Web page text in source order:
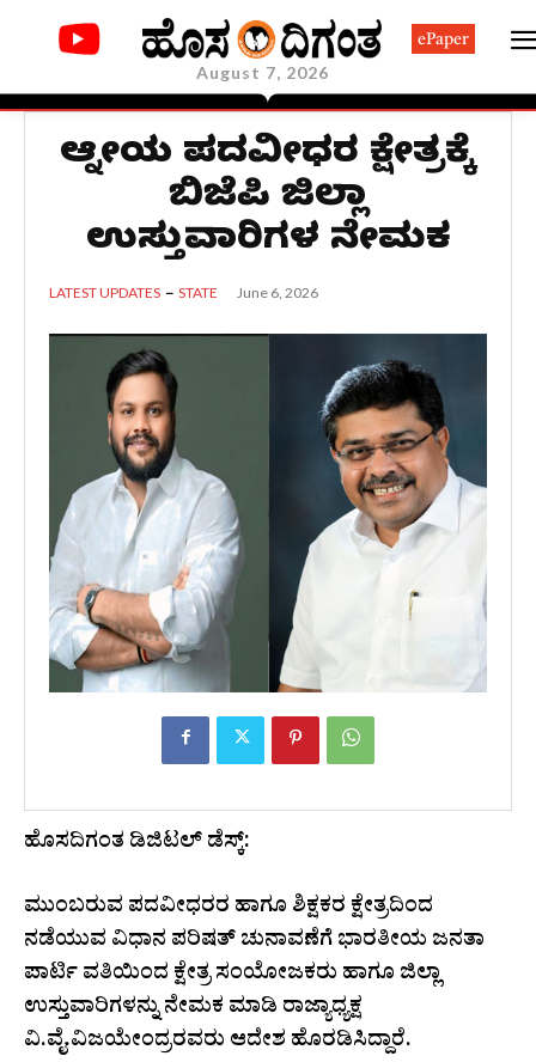
August 7, 2026
ePaper
ಆಗ್ನೇಯ ಪದವೀಧರ ಕ್ಷೇತ್ರಕ್ಕೆ
ಬಿಜೆಪಿ ಜಿಲ್ಲಾ
ಉಸ್ತುವಾರಿಗಳ ನೇಮಕ
LATEST UPDATES STATE June 6, 2026
ಹೊಸದಿಗಂತ ಡಿಜಿಟಲ್ ಡೆಸ್ಕ್:
ಮುಂಬರುವ ಪದವೀಧರರ ಹಾಗೂ ಶಿಕ್ಷಕರ ಕ್ಷೇತ್ರದಿಂದ
ನಡೆಯುವ ವಿಧಾನ ಪರಿಷತ್ ಚುನಾವಣೆಗೆ ಭಾರತೀಯ ಜನತಾ
ಪಾರ್ಟಿ ವತಿಯಿಂದ ಕ್ಷೇತ್ರ ಸಂಯೋಜಕರು ಹಾಗೂ ಜಿಲ್ಲಾ
ಉಸ್ತುವಾರಿಗಳನ್ನು ನೇಮಕ ಮಾಡಿ ರಾಜ್ಯಾಧ್ಯಕ್ಷ
ವಿ.ವೈ.ವಿಜಯೇಂದ್ರರವರು ಆದೇಶ ಹೊರಡಿಸಿದ್ದಾರೆ.